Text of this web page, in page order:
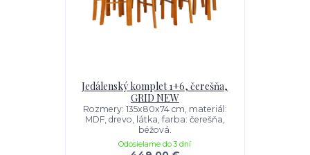
Jedálenský komplet 1+6, čerešňa,
GRID NEW
Rozmery: 135x80x74 cm, materiál:
MDF, drevo, látka, farba: čerešňa,
béžová.
Odosielame do 3 dní